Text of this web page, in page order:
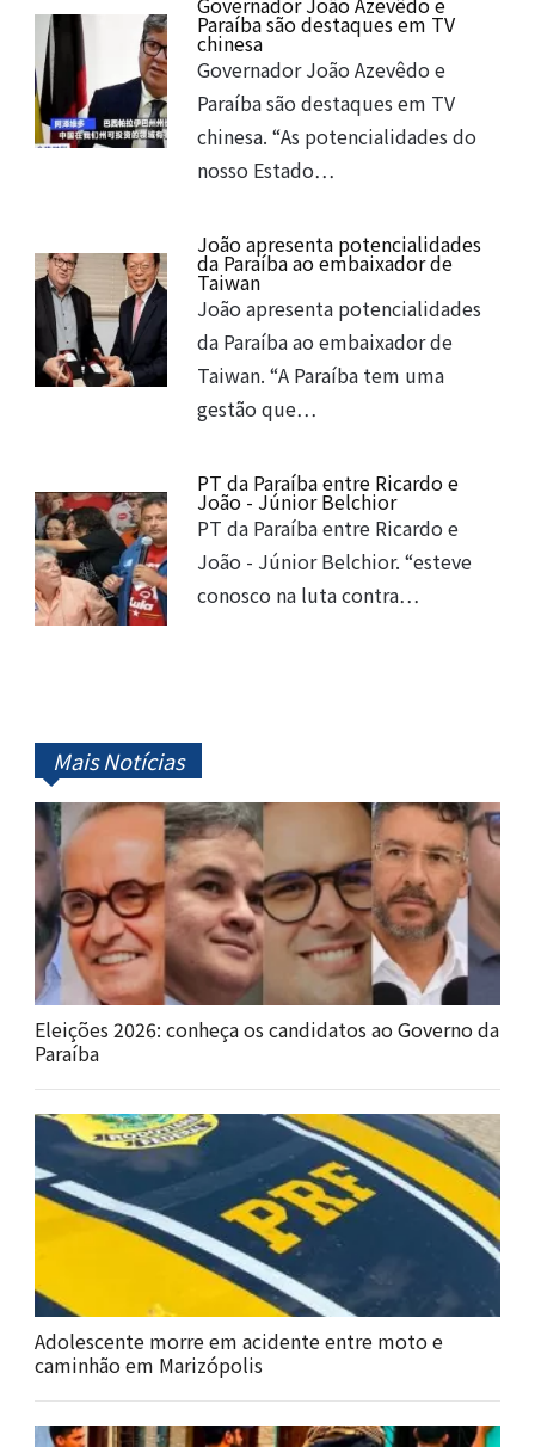
Paraíba são destaques em TV
chinesa
Governador João Azevêdo e
Paraíba são destaques em TV
chinesa. “As potencialidades do
nosso Estado…
João apresenta potencialidades
da Paraíba ao embaixador de
Taiwan
João apresenta potencialidades
da Paraíba ao embaixador de
Taiwan. “A Paraíba tem uma
gestão que…
PT da Paraíba entre Ricardo e
João - Júnior Belchior
PT da Paraíba entre Ricardo e
João - Júnior Belchior. “esteve
conosco na luta contra…
Mais Notícias
Eleições 2026: conheça os candidatos ao Governo da
Paraíba
Adolescente morre em acidente entre moto e
caminhão em Marizópolis